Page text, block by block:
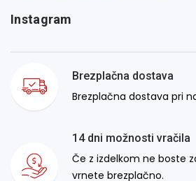
Instagram
Brezplačna dostava
Brezplačna dostava pri
14 dni možnosti vračila
Če z izdelkom ne boste
vrnete brezplačno.